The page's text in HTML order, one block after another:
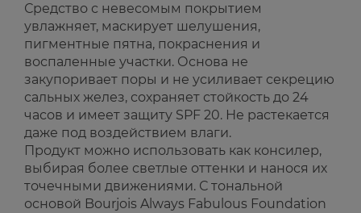
Средство с невесомым покрытием
увлажняет, маскирует шелушения,
пигментные пятна, покраснения и
воспаленные участки. Основа не
закупоривает поры и не усиливает секрецию
сальных желез, сохраняет стойкость до 24
часов и имеет защиту SPF 20. Не растекается
даже под воздействием влаги.
Продукт можно использовать как консилер,
выбирая более светлые оттенки и нанося их
точечными движениями. С тональной
основой Bourjois Always Fabulous Foundation